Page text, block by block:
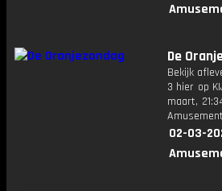
De
Bekijk
3 hier op
maart,
02-03-